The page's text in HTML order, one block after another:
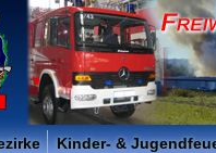
der
Kinder- &